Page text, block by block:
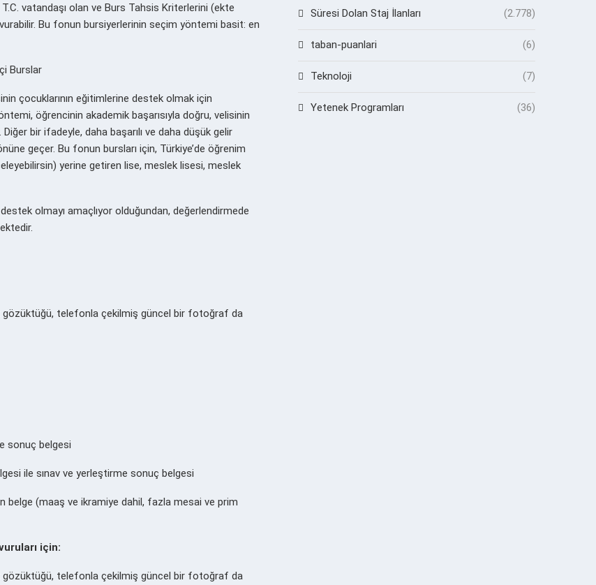
vatandaşı olan ve Burs Tahsis Kriterlerini (ekte
Bu fonun bursiyerlerinin seçim yöntemi basit: en
Burslar
çocuklarının eğitimlerine destek olmak için
öğrencinin akademik başarısıyla doğru, velisinin
bir ifadeyle, daha başarılı ve daha düşük gelir
geçer. Bu fonun bursları için, Türkiye’de öğrenim
yerine getiren lise, meslek lisesi, meslek
olmayı amaçlıyor olduğundan, değerlendirmede
gözüktüğü, telefonla çekilmiş güncel bir fotoğraf da
sonuç belgesi
ile sınav ve yerleştirme sonuç belgesi
belge (maaş ve ikramiye dahil, fazla mesai ve prim
için:
gözüktüğü, telefonla çekilmiş güncel bir fotoğraf da
Süresi Dolan Staj İlanları (2.778)
taban-puanlari (6)
Teknoloji (7)
Yetenek Programları (36)